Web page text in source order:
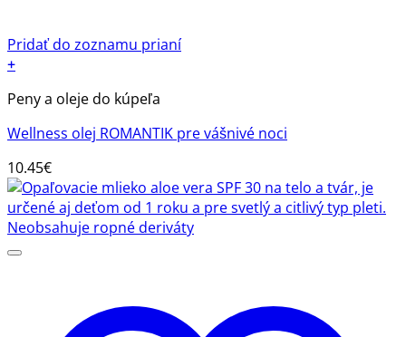
Pridať do zoznamu prianí
+
Peny a oleje do kúpeľa
Wellness olej ROMANTIK pre vášnivé noci
10.45€